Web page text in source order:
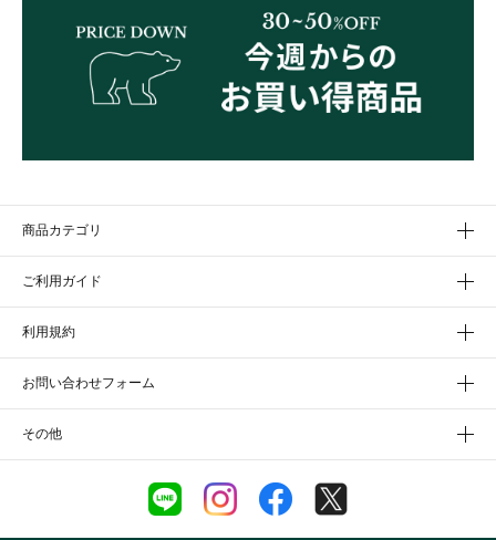
商品カテゴリ
ご利用ガイド
利用規約
お問い合わせフォーム
その他